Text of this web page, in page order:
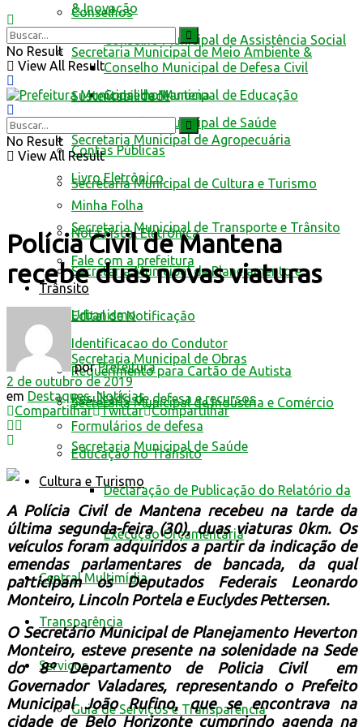
Conselhos
Conselho Municipal de Assistência Social
Conselho Municipal de Defesa Civil
Conselho Municipal de Educação
Conselho Municipal de Saúde
Contas Públicas
Livro Eletrônico
Minha Folha
Nota Fiscal Eletrônica
Fale com a prefeitura
Trânsito
Edital de Notificação
Identificacao do Condutor
Requerimento para Cartão de Autista
Resultado de defesa e recursos
Formulários de defesa
Educação no Trânsito
Cultura e Turismo
& Inovação
Secretaria Municipal de Meio Ambiente &
Sustentabilidade
Secretaria Municipal de Agropecuária
Secretaria Municipal de Cultura e Turismo
Secretaria Municipal de Transporte e Trânsito
Secretaria Municipal de Planejamento e
Urbanismo
Secretaria Municipal de Obras
Secretaria Municipal de Indústria e Comércio
Secretaria Municipal de Saúde
Declaração de Publicação do Relatório da
Execução Orçamentária
Central Multimídia
Transparência
Serviços
Guia de Serviços e Transparência
No Result
View All Result
No Result
View All Result
Polícia Civil de Mantena
recebe duas novas viaturas
por Prefeitura
2 de outubro de 2019
em Destaques,Notícias
Compartilhar Twittar Compartilhar
A Polícia Civil de Mantena recebeu na tarde da
última segunda-feira (30), duas viaturas 0km. Os
veículos foram adquiridos a partir da indicação de
emendas parlamentares de bancada, da qual
participam osDeputados Federais Leonardo
Monteiro, Lincoln Portela e Euclydes Pettersen.
O Secretário Municipal de Planejamento Heverton
Monteiro, esteve presente na solenidade na Sede
do 8º Departamento de Policia Civil em
Governador Valadares, representando o Prefeito
Municipal João Rufino, que se encontrava na
cidade de Belo Horizonte cumprindo agenda na